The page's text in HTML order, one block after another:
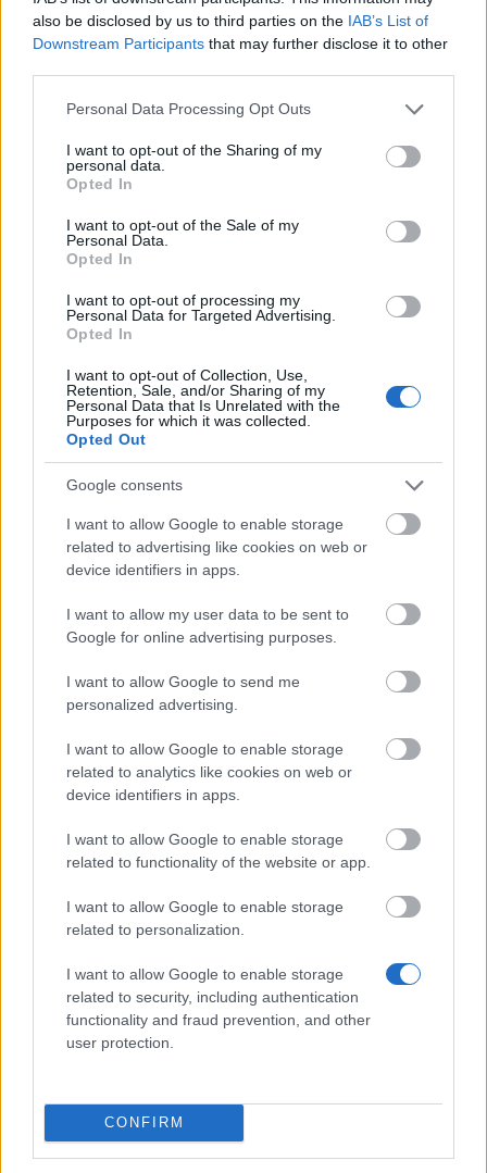
also be disclosed by us to third parties on the IAB’s List of
Downstream Participants that may further disclose it to other
Please note that this website/app uses one or more Google
not limited to your visit or usage behaviour. You may click to
grant or deny consent to Google and its third-party tags to
use your data for below specified purposes in below Google
consent section.
Personal Data Processing Opt Outs
I want to opt-out of the Sharing of my
personal data.
Opted In
I want to opt-out of the Sale of my
Personal Data.
Opted In
I want to opt-out of processing my
Personal Data for Targeted Advertising.
Opted In
I want to opt-out of Collection, Use,
Retention, Sale, and/or Sharing of my
Personal Data that Is Unrelated with the
Purposes for which it was collected.
Opted Out
Google consents
I want to allow Google to enable storage
related to advertising like cookies on web or
device identifiers in apps.
I want to allow my user data to be sent to
Google for online advertising purposes.
I want to allow Google to send me
personalized advertising.
I want to allow Google to enable storage
related to analytics like cookies on web or
device identifiers in apps.
I want to allow Google to enable storage
related to functionality of the website or app.
I want to allow Google to enable storage
related to personalization.
I want to allow Google to enable storage
related to security, including authentication
functionality and fraud prevention, and other
user protection.
CONFIRM
nous allons implanter la version 202. Ainsi,
il y a aura une maintenance de 09H00 à
11H00. Les informations au sujet de la
Mise à jour 200
24.10.2017 - Dans la catégorie Mises à jour
jour !!! Elle aura lieu le mercredi
25.10.2017 compte à rebours à partir de
jusqu’à 11H00. Avec cette…
En savoir plus
Patchnotes – Correctif
Mise à jour 199
17.10.2017 - Dans la catégorie Mises à jour
Héros de Dracania, Ce correctif de la mise
à jour 199 résout le problème de boutons
du forum et du support qui ne marchaient
ailleurs, nous avons ajusté le …
En savoir
plus
Voir toutes les nouveautés
MÉDIA
Accéder aux galeries médias
© Bigpoint · Tous droits réservés ·